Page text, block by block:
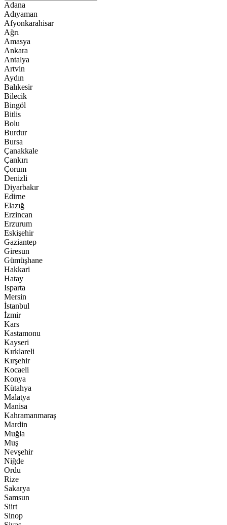
Adana
Adıyaman
Afyonkarahisar
Ağrı
Amasya
Ankara
Antalya
Artvin
Aydın
Balıkesir
Bilecik
Bingöl
Bitlis
Bolu
Burdur
Bursa
Çanakkale
Çankırı
Çorum
Denizli
Diyarbakır
Edirne
Elazığ
Erzincan
Erzurum
Eskişehir
Gaziantep
Giresun
Gümüşhane
Hakkari
Hatay
Isparta
Mersin
İstanbul
İzmir
Kars
Kastamonu
Kayseri
Kırklareli
Kırşehir
Kocaeli
Konya
Kütahya
Malatya
Manisa
Kahramanmaraş
Mardin
Muğla
Muş
Nevşehir
Niğde
Ordu
Rize
Sakarya
Samsun
Siirt
Sinop